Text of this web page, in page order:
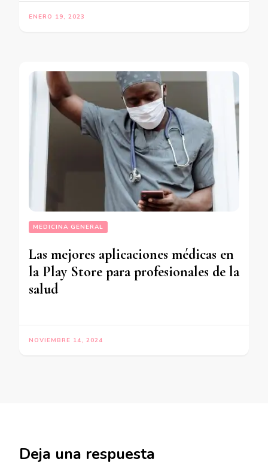
ENERO 19, 2023
MEDICINA GENERAL
Las mejores aplicaciones médicas en
la Play Store para profesionales de la
salud
NOVIEMBRE 14, 2024
Deja una respuesta